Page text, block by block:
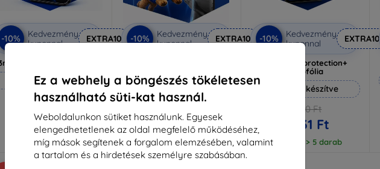
Ez a webhely a böngészés tökéletesen
használható süti-kat használ.
Weboldalunkon sütiket használunk. Egyesek
elengedhetetlenek az oldal megfelelő működéséhez,
míg mások segítenek a forgalom elemzésében, valamint
a tartalom és a hirdetések személyre szabásában.
-10%
Kedvezmény
kuponnal
EXTRA10
Anti-Shock védőüveg
Méretre készítve
5 890 Ft
5 301 Ft
Raktáron > 5 darab
-10%
Kedvezmény
kuponnal
EXTRA10
Méretre készítve
4 390 Ft
3 951 Ft
Raktáron > 5 darab
-10%
Kedvezmény
kuponnal
EXTRA10
3mk Silverprotection+
védőfólia
Méretre készítve
6 590 Ft
5 931 Ft
Raktáron > 5 darab